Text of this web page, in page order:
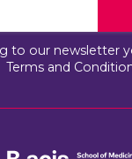
to our newsletter
Terms and